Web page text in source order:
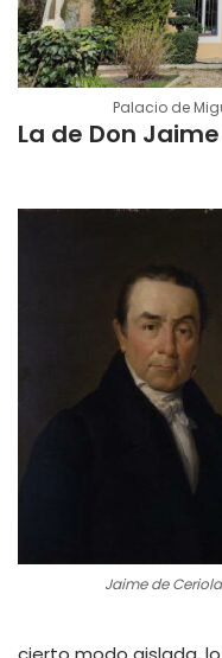
Palacio de
La de Don
Jaime de Ceriola